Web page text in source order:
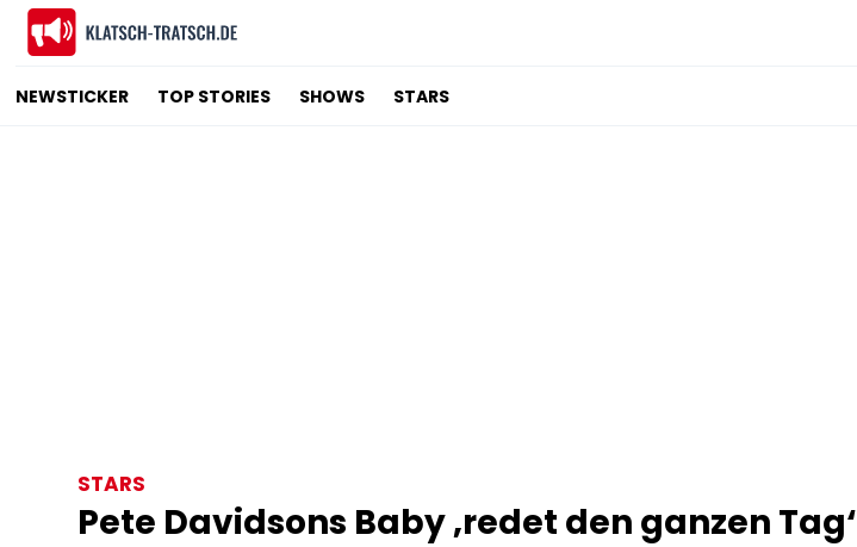
NEWSTICKER TOP STORIES SHOWS STARS
STARS
Pete Davidsons Baby ‚redet den ganzen Tag‘